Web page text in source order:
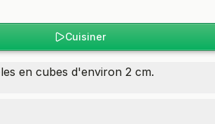
Cuisiner
en cubes d'environ 2 cm.